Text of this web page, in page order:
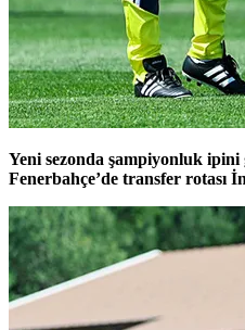
Yeni sezonda şampiyonluk ipini
Fenerbahçe’de transfer rotası